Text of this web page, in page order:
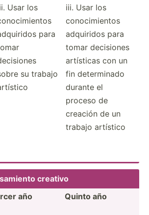
Usar los
para
su trabajo
iii. Usar los
conoci­mientos
adquiridos para
tomar decisiones
artísticas con un
fin determ­inado
durante el
proceso de
creación de un
trabajo artístico
creativo
año Quinto año